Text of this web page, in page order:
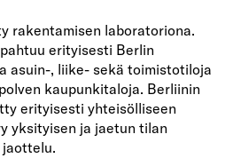
rakentamisen laboratoriona.
erityisesti Berlin
asuin-, liike- sekä toimistotiloja
kaupunkitaloja. Berliinin
erityisesti yhteisölliseen
yksityisen ja jaetun tilan